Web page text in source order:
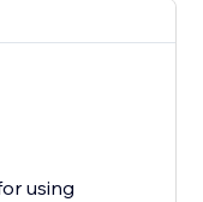
using